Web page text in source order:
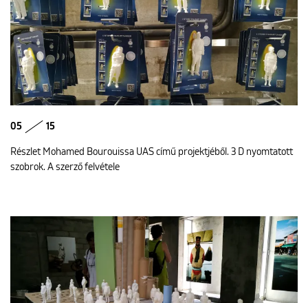
05 15
Részlet Mohamed Bourouissa UAS című projektjéből. 3 D nyomtatott
szobrok. A szerző felvétele